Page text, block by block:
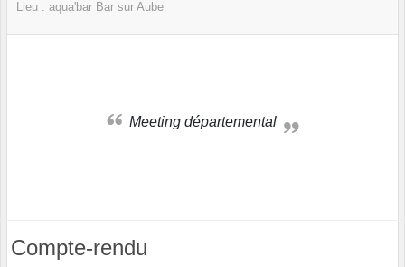
Lieu : aqua'bar Bar sur Aube
Meeting départemental
Compte-rendu